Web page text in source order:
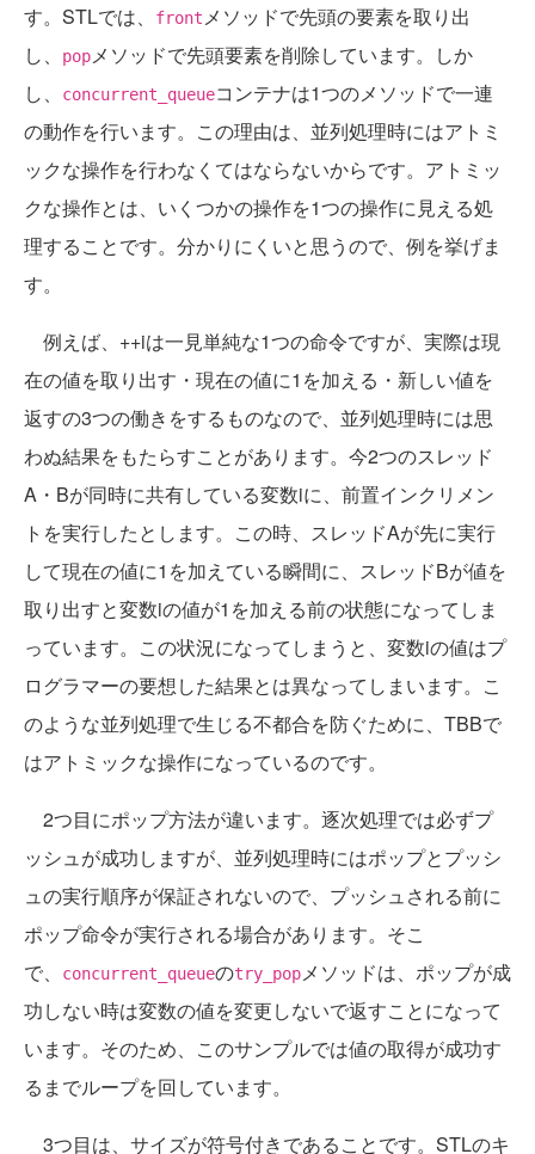
す。STLでは、
frontメソッドで先頭の要素を取り出
し、
popメソッドで先頭要素を削除しています。しか
し、
concurrent_queueコンテナは1つのメソッドで一連
の動作を行います。この理由は、並列処理時にはアトミ
ックな操作を行わなくてはならないからです。アトミッ
クな操作とは、いくつかの操作を1つの操作に見える処
理することです。分かりにくいと思うので、例を挙げま
す。
例えば、++iは一見単純な1つの命令ですが、実際は現
在の値を取り出す・現在の値に1を加える・新しい値を
返すの3つの働きをするものなので、並列処理時には思
わぬ結果をもたらすことがあります。今2つのスレッド
A・Bが同時に共有している変数iに、前置インクリメン
トを実行したとします。この時、スレッドAが先に実行
して現在の値に1を加えている瞬間に、スレッドBが値を
取り出すと変数iの値が1を加える前の状態になってしま
っています。この状況になってしまうと、変数iの値はプ
ログラマーの要想した結果とは異なってしまいます。こ
のような並列処理で生じる不都合を防ぐために、TBBで
はアトミックな操作になっているのです。
2つ目にポップ方法が違います。逐次処理では必ずプ
ッシュが成功しますが、並列処理時にはポップとプッシ
ュの実行順序が保証されないので、プッシュされる前に
ポップ命令が実行される場合があります。そこ
で、
concurrent_queueのtry_popメソッドは、ポップが成
功しない時は変数の値を変更しないで返すことになって
います。そのため、このサンプルでは値の取得が成功す
るまでループを回しています。
3つ目は、サイズが符号付きであることです。STLのキ